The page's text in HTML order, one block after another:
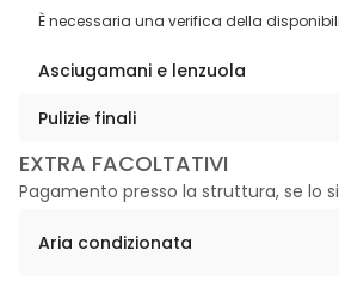
È necessaria una verifica della
Asciugamani e lenzuola
Pulizie finali
EXTRA FACOLTATIVI
Pagamento presso la struttura, se lo
Aria condizionata